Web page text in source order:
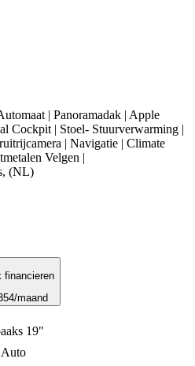
| Panoramadak | Apple
Cockpit | Stoel- Stuurverwarming |
| Navigatie | Climate
Velgen |
(NL)
financieren
/maand
19"